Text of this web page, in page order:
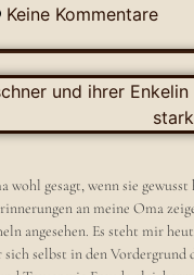
Keine Kommentare
wohl gesagt, wenn sie
an meine Oma
angesehen. Es steht mir
selbst in den Vordergrund